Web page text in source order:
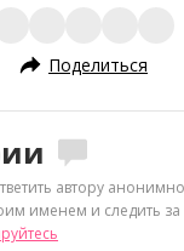
Поделиться
автору
именем и следить